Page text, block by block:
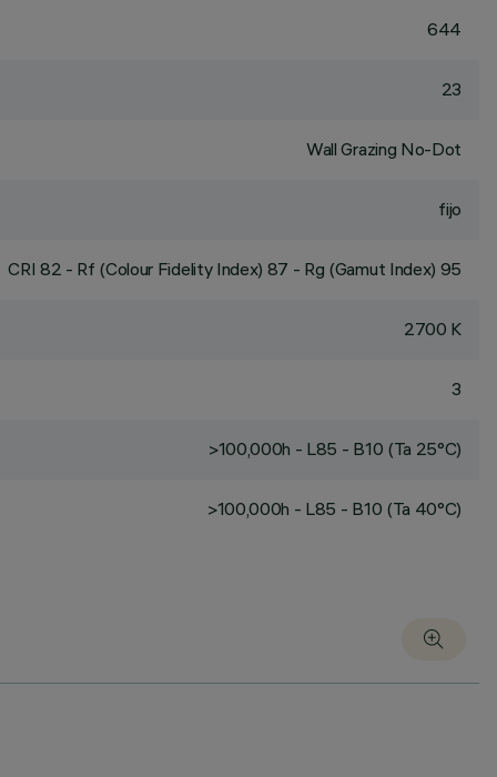
644
23
Wall Grazing No-Dot
fijo
CRI 82 - Rf (Colour Fidelity Index) 87 - Rg (Gamut Index) 95
2700 K
3
>100,000h - L85 - B10 (Ta 25°C)
>100,000h - L85 - B10 (Ta 40°C)